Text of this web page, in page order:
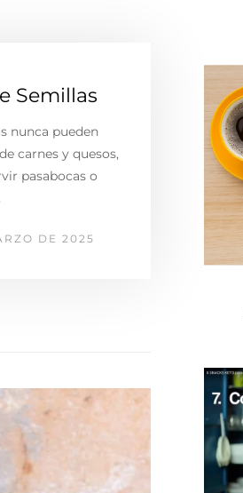
Semillas
nunca pueden
carnes y quesos,
pasabocas o
DE 2025